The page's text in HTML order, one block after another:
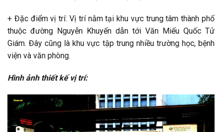
+ Đặc điểm vị trí: Vị trí nằm tại khu vực trung tâm thành phố
thuộc đường Nguyễn Khuyến dẫn tới Văn Miếu Quốc Tử
Giám. Đây cũng là khu vực tập trung nhiều trường học, bệnh
viện và văn phòng.
Hình ảnh thiết kế vị trí: